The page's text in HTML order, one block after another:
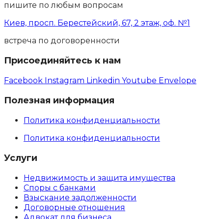
пишите по любым вопросам
Киев, просп. Берестейский, 67, 2 этаж, оф. №1
встреча по договоренности
Присоединяйтесь к нам
Facebook Instagram Linkedin Youtube Envelope
Полезная информация
Политика конфиденциальности
Политика конфиденциальности
Услуги
Недвижимость и защита имущества
Споры с банками
Взыскание задолженности
Договорные отношения